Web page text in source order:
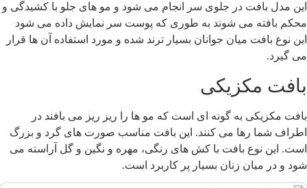
مدل بافت در جلوی سر انجام می شود و مو های جلو با کشیدگی و
بافته می شوند به طوری که پوست سر نمایش داده می شود
نوع بافت میان جوانان بسیار ترند شده و مورد استفاده آن ها قرار
گیرد.
مکزیکی
مکزیکی به گونه ای است که مو ها را ریز ریز می بافند در
شما رها می‌ کنند. این بافت مناسب صورت های گرد و بزرگ
این نوع بافت با کش های رنگی، مهره و نگین و گل آراسته می
و در میان زنان بسیار پر کاربرد است.